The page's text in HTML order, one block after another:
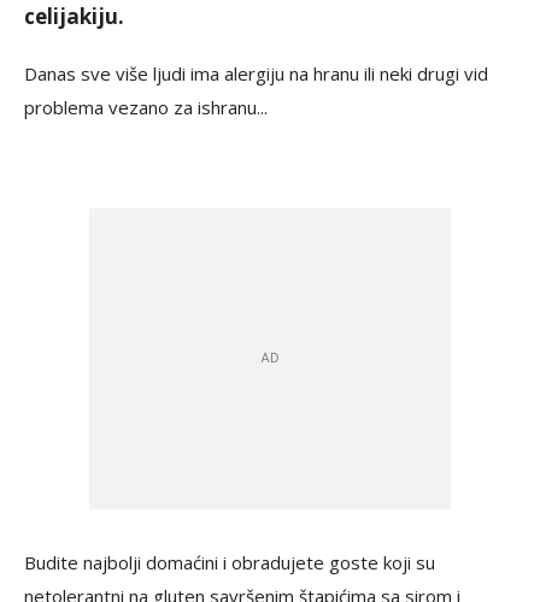
celijakiju.
Danas sve više ljudi ima alergiju na hranu ili neki drugi vid
problema vezano za ishranu...
Budite najbolji domaćini i obradujete goste koji su
netolerantni na gluten savršenim štapićima sa sirom i